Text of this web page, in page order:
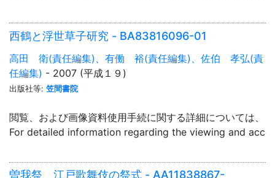
西鶴と浮世草子研究 - BA83816096-01
高田 衛(責任編集)、有働 裕(責任編集)、佐伯 孝弘(責
任編集) - 2007 (平成１９)
出版社等: 笠間書院
閲覧、および画像資料使用手続に関する詳細については、「
For detailed information regarding the viewing and
曽我祭 江戸歌舞伎の祭式 - AA11838867-